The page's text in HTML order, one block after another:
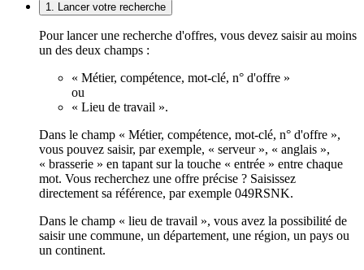
1. Lancer votre recherche
Pour lancer une recherche d'offres, vous devez saisir au moins
un des deux champs :
« Métier, compétence, mot-clé, n° d'offre »
ou
« Lieu de travail ».
Dans le champ « Métier, compétence, mot-clé, n° d'offre »,
vous pouvez saisir, par exemple, « serveur », « anglais »,
« brasserie » en tapant sur la touche « entrée » entre chaque
mot. Vous recherchez une offre précise ? Saisissez
directement sa référence, par exemple 049RSNK.
Dans le champ « lieu de travail », vous avez la possibilité de
saisir une commune, un département, une région, un pays ou
un continent.